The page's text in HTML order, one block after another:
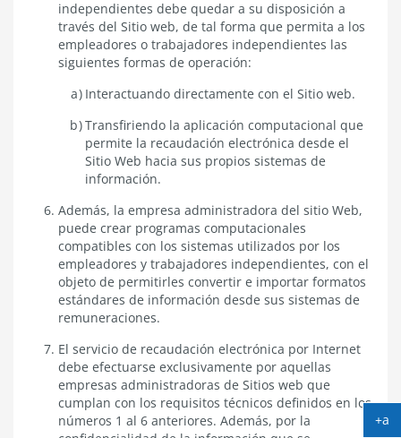
independientes debe quedar a su disposición a
través del Sitio web, de tal forma que permita a los
empleadores o trabajadores independientes las
siguientes formas de operación:
Interactuando directamente con el Sitio web.
Transfiriendo la aplicación computacional que
permite la recaudación electrónica desde el
Sitio Web hacia sus propios sistemas de
información.
Además, la empresa administradora del sitio Web,
puede crear programas computacionales
compatibles con los sistemas utilizados por los
empleadores y trabajadores independientes, con el
objeto de permitirles convertir e importar formatos
estándares de información desde sus sistemas de
remuneraciones.
El servicio de recaudación electrónica por Internet
debe efectuarse exclusivamente por aquellas
empresas administradoras de Sitios web que
cumplan con los requisitos técnicos definidos en los
números 1 al 6 anteriores. Además, por la
+a